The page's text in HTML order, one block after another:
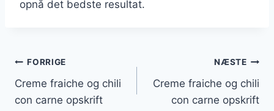
opnå det bedste resultat.
Indlægsnavigation
FORRIGE
Creme fraiche og chili
con carne opskrift
NÆSTE
Creme fraiche og chili
con carne opskrift